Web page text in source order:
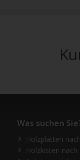
Was suchen
Holzplatten
Holzkisten nach